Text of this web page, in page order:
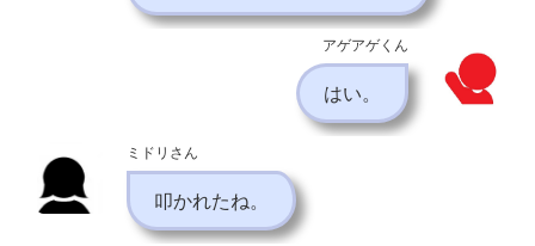
アゲアゲくん
はい。
ミドリさん
叩かれたね。